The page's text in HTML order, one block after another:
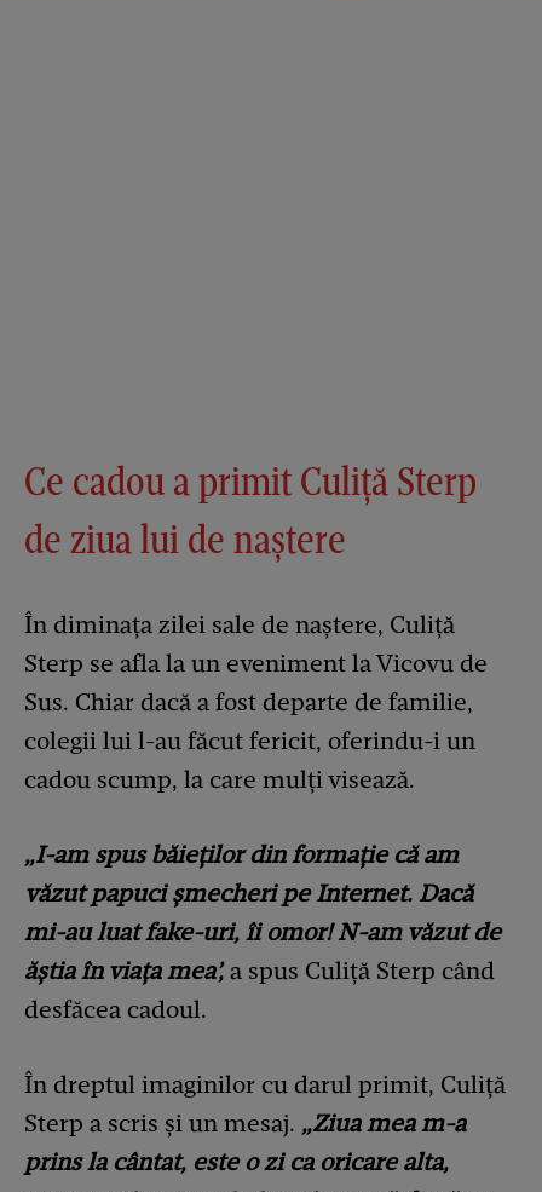
Ce cadou a primit Culiță Sterp
de ziua lui de naștere
În diminața zilei sale de naștere, Culiță
Sterp se afla la un eveniment la Vicovu de
Sus. Chiar dacă a fost departe de familie,
colegii lui l-au făcut fericit, oferindu-i un
cadou scump, la care mulți visează.
„I-am spus băieților din formație că am
văzut papuci șmecheri pe Internet. Dacă
mi-au luat fake-uri, îi omor! N-am văzut de
ăștia în viața mea’,a spus Culiță Sterp când
desfăcea cadoul.
În dreptul imaginilor cu darul primit, Culiță
Sterp a scris și un mesaj. „Ziua mea m-a
prins la cântat, este o zi ca oricare alta,